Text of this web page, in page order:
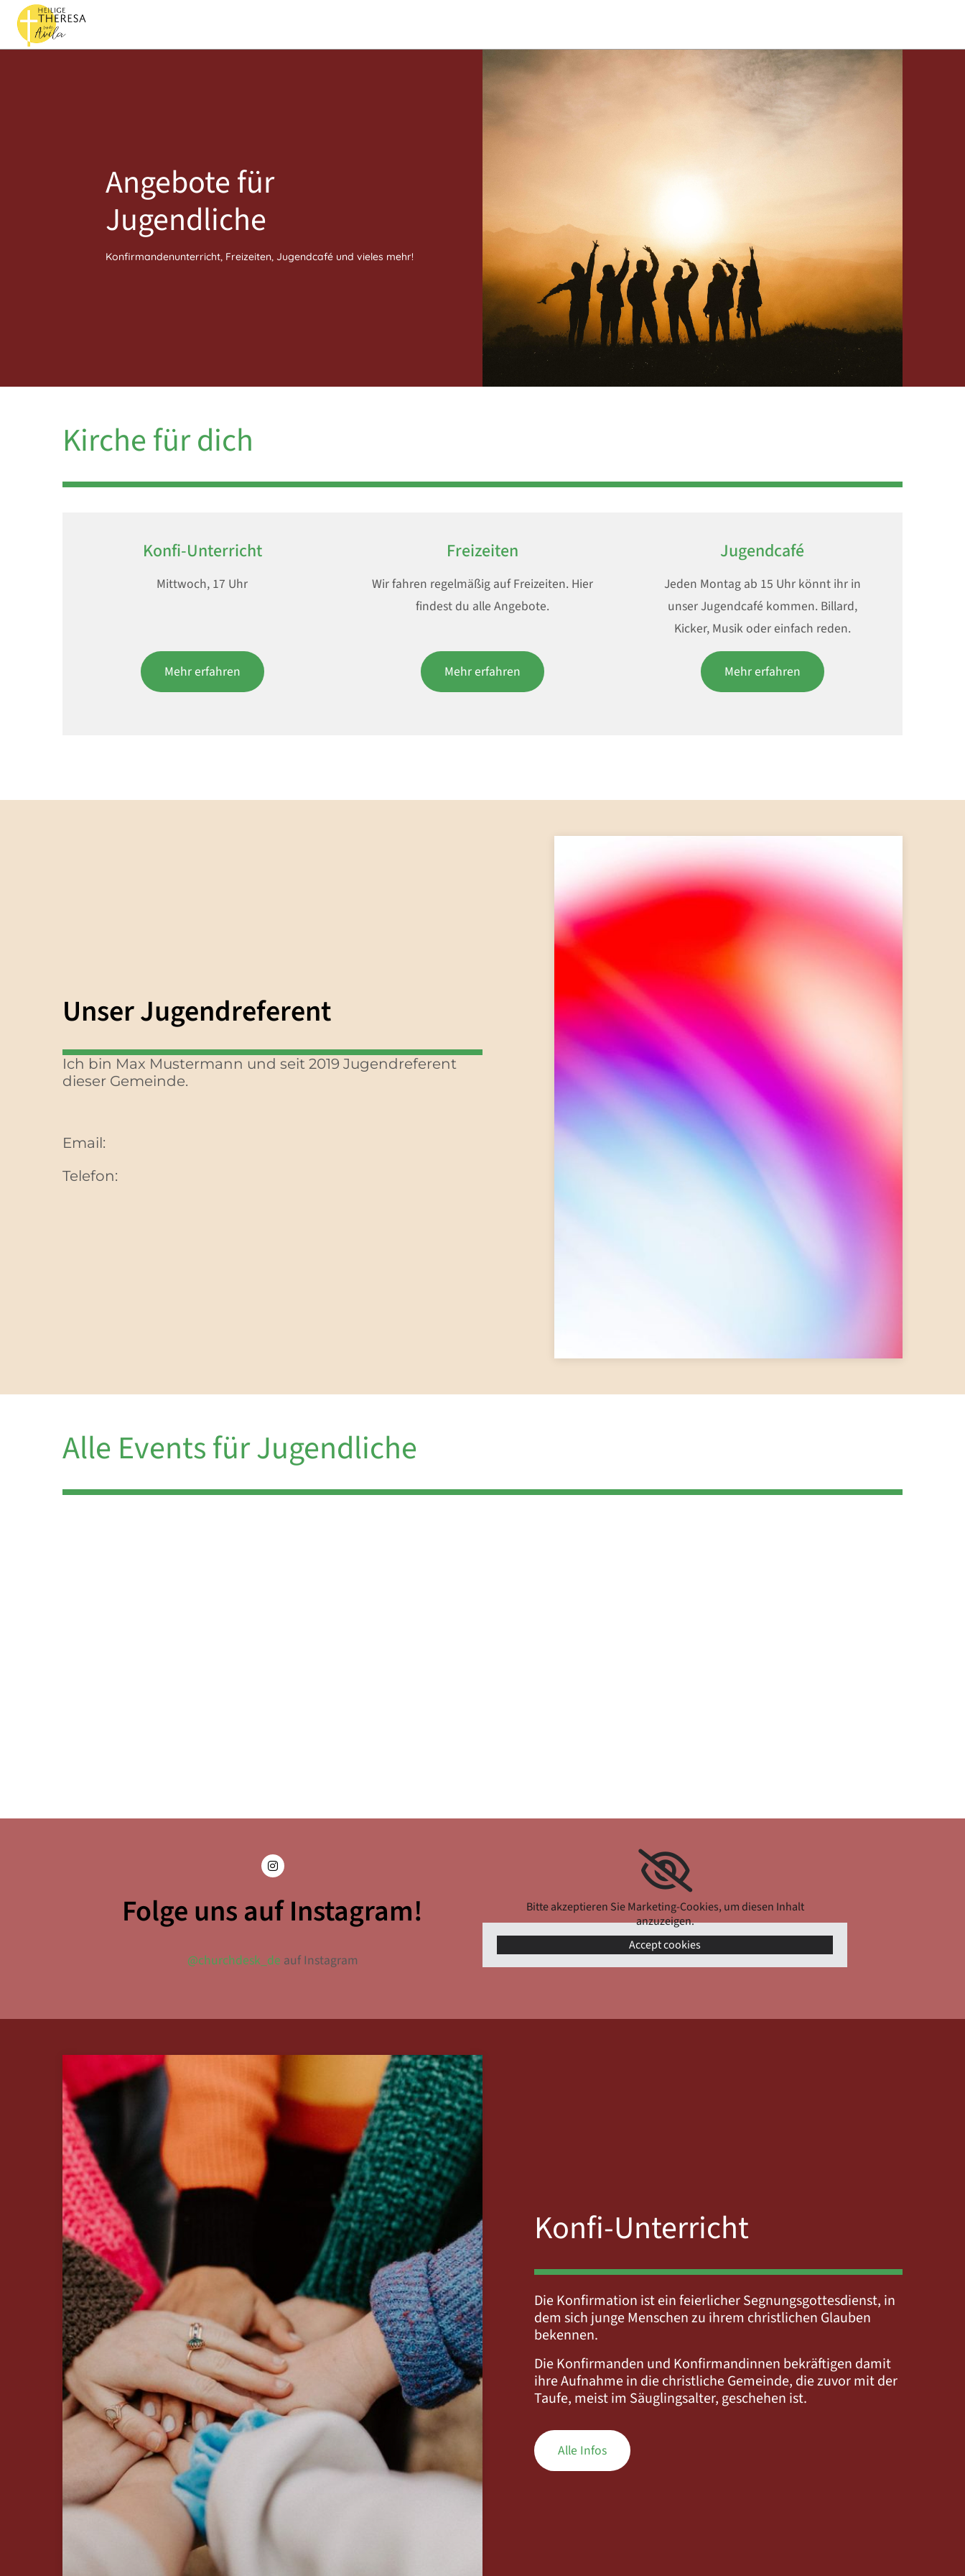
Angebote für
Jugendliche
Konfirmandenunterricht, Freizeiten, Jugendcafé und vieles mehr!
Kirche für dich
Konfi-Unterricht
Mittwoch, 17 Uhr
Mehr erfahren
Freizeiten
Wir fahren regelmäßig auf Freizeiten. Hier
findest du alle Angebote.
Mehr erfahren
Jugendcafé
Jeden Montag ab 15 Uhr könnt ihr in
unser Jugendcafé kommen. Billard,
Kicker, Musik oder einfach reden.
Mehr erfahren
Unser Jugendreferent
Ich bin Max Mustermann und seit 2019 Jugendreferent
dieser Gemeinde.
Email:
Telefon:
Alle Events für Jugendliche
Folge uns auf Instagram!
@churchdesk_de auf Instagram
Bitte akzeptieren Sie Marketing-Cookies, um diesen Inhalt
anzuzeigen.
Accept cookies
Konfi-Unterricht
Die Konfirmation ist ein feierlicher Segnungsgottesdienst, in
dem sich junge Menschen zu ihrem christlichen Glauben
bekennen.
Die Konfirmanden und Konfirmandinnen bekräftigen damit
ihre Aufnahme in die christliche Gemeinde, die zuvor mit der
Taufe, meist im Säuglingsalter, geschehen ist.
Alle Infos